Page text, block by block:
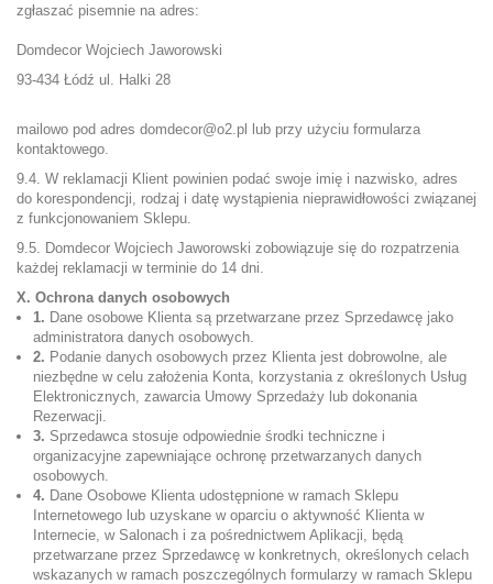
zgłaszać pisemnie na adres:
Domdecor Wojciech Jaworowski
93-434 Łódź ul. Halki 28
mailowo pod adres domdecor@o2.pl
lub przy użyciu formularza
kontaktowego.
9.4. W reklamacji Klient powinien podać swoje imię i nazwisko, adres
do korespondencji, rodzaj i datę wystąpienia nieprawidłowości związanej
z funkcjonowaniem Sklepu.
9.5. Domdecor Wojciech Jaworowski zobowiązuje się do rozpatrzenia
każdej reklamacji w terminie do 14 dni.
X. Ochrona danych osobowych
1. Dane osobowe Klienta są przetwarzane przez Sprzedawcę jako
administratora danych osobowych.
2. Podanie danych osobowych przez Klienta jest dobrowolne, ale
niezbędne w celu założenia Konta, korzystania z określonych Usług
Elektronicznych, zawarcia Umowy Sprzedaży lub dokonania
Rezerwacji.
3. Sprzedawca stosuje odpowiednie środki techniczne i
organizacyjne zapewniające ochronę przetwarzanych danych
osobowych.
4. Dane Osobowe Klienta udostępnione w ramach Sklepu
Internetowego lub uzyskane w oparciu o aktywność Klienta w
Internecie, w Salonach i za pośrednictwem Aplikacji, będą
przetwarzane przez Sprzedawcę w konkretnych, określonych celach
wskazanych w ramach poszczególnych formularzy w ramach Sklepu